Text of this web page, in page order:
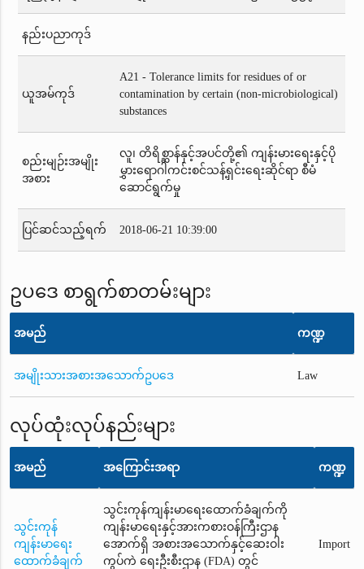
နည်းပညာကုဒ်
ယူအမ်ကုဒ်
A21 - Tolerance limits for residues of or
contamination by certain (non-microbiological)
substances
စည်းမျဉ်းအမျိုး
အစား
လူ၊ တိရိစ္ဆာန်နှင့်အပင်တို့၏ ကျန်းမားရေးနှင့်ပို
မွှားရောဂါကင်းစင်သန့်ရှင်းရေးဆိုင်ရာ စီမံ
ဆောင်ရွက်မှု
ပြင်ဆင်သည့်ရက် 2018-06-21 10:39:00
ဥပဒေ စာရွက်စာတမ်းများ
အမည် ကဏ္ဍ
အမျိုးသားအစားအသောက်ဥပဒေ Law
လုပ်ထုံးလုပ်နည်းများ
အမည် အကြောင်းအရာ ကဏ္ဍ
သွင်းကုန်
ကျန်းမာရေး
ထောက်ခံချက်
သွင်းကုန်ကျန်းမာရေးထောက်ခံချက်ကို
ကျန်းမာရေးနှင့်အားကစားဝန်ကြီးဌာန
အောက်ရှိ အစားအသောက်နှင့်ဆေးဝါး
ကွပ်ကဲ ရေးဦးစီးဌာန (FDA) တွင်
Import